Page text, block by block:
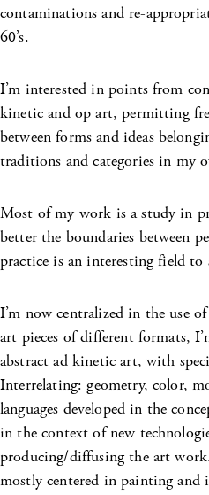
contaminations and re-
60’s.
I’m interested in points from
kinetic and op art, permitting
between forms and ideas
traditions and categories in my
Most of my work is a study in
better the boundaries between
practice is an interesting field
I’m now centralized in the use
art pieces of different formats,
abstract ad kinetic art, with
Interrelating: geometry, color,
languages developed in the
in the context of new
producing/diffusing the art
mostly centered in painting